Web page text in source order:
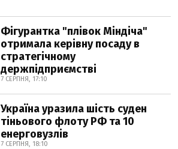
Фігурантка "плівок Міндіча"
отримала керівну посаду в
стратегічному
держпідприємстві
7 СЕРПНЯ, 17:10
Україна уразила шість суден
тіньового флоту РФ та 10
енерговузлів
7 СЕРПНЯ, 18:10